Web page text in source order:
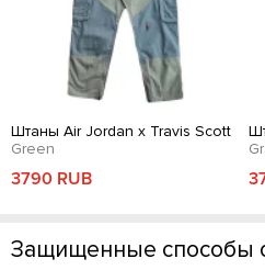
Штаны Air Jordan x Travis Scott
Green
3790 RUB
Защищенные способы